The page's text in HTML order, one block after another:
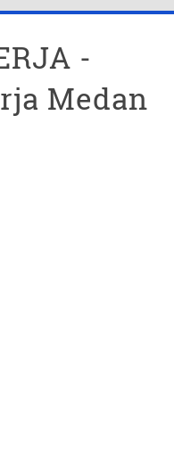
-
Medan